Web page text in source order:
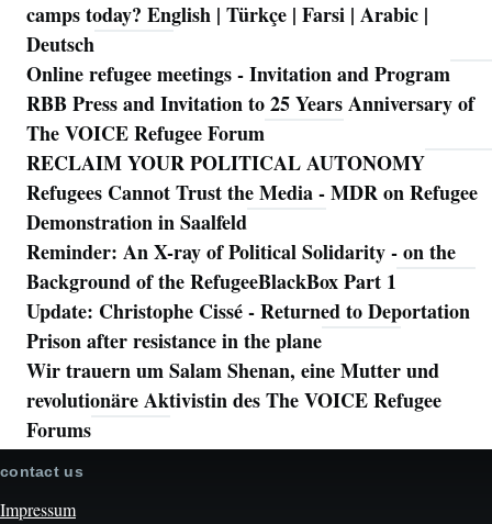
camps today? English | Türkçe | Farsi | Arabic |
Deutsch
Online refugee meetings - Invitation and Program
RBB Press and Invitation to 25 Years Anniversary of
The VOICE Refugee Forum
RECLAIM YOUR POLITICAL AUTONOMY
Refugees Cannot Trust the Media - MDR on Refugee
Demonstration in Saalfeld
Reminder: An X-ray of Political Solidarity - on the
Background of the RefugeeBlackBox Part 1
Update: Christophe Cissé - Returned to Deportation
Prison after resistance in the plane
Wir trauern um Salam Shenan, eine Mutter und
revolutionäre Aktivistin des The VOICE Refugee
Forums
contact us
Impressum